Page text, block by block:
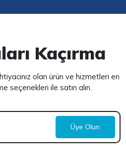
Kaçırma
olan ürün ve hizmetleri en
seçenekleri ile satın alın.
Üye Olun